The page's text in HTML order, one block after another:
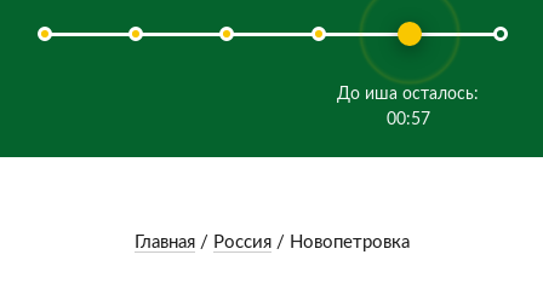
До иша осталось:
00:57
Главная/ Россия/ Новопетровка